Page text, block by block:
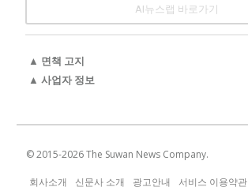
AI뉴스랩 바로가기
▲ 면책 고지
▲ 사업자 정보
© 2015-2026The Suwan News Company.
회사소개 신문사 소개 광고안내 서비스 이용약관